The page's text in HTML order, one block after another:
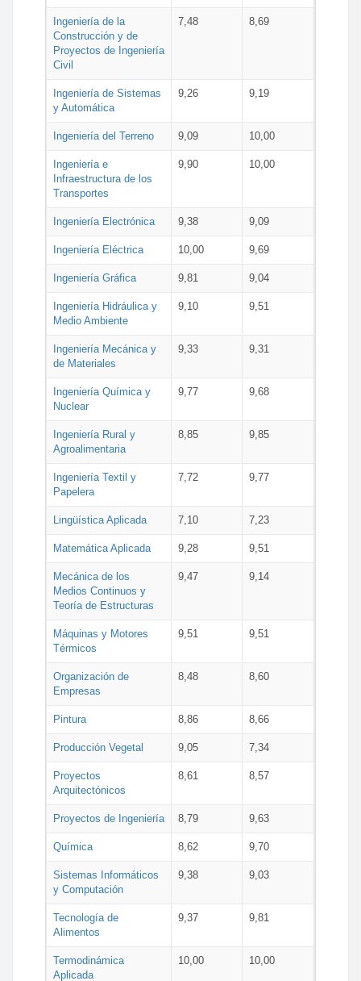
Ingeniería de la
Construcción y de
Proyectos de Ingeniería
Civil
7,48 8,69
Ingeniería de Sistemas
y Automática
9,26 9,19
Ingeniería del Terreno 9,09 10,00
Ingeniería e
Infraestructura de los
Transportes
9,90 10,00
Ingeniería Electrónica 9,38 9,09
Ingeniería Eléctrica 10,00 9,69
Ingeniería Gráfica 9,81 9,04
Ingeniería Hidráulica y
Medio Ambiente
9,10 9,51
Ingeniería Mecánica y
de Materiales
9,33 9,31
Ingeniería Química y
Nuclear
9,77 9,68
Ingeniería Rural y
Agroalimentaria
8,85 9,85
Ingeniería Textil y
Papelera
7,72 9,77
Lingüística Aplicada 7,10 7,23
Matemática Aplicada 9,28 9,51
Mecánica de los
Medios Continuos y
Teoría de Estructuras
9,47 9,14
Máquinas y Motores
Térmicos
9,51 9,51
Organización de
Empresas
8,48 8,60
Pintura 8,86 8,66
Producción Vegetal 9,05 7,34
Proyectos
Arquitectónicos
8,61 8,57
Proyectos de Ingeniería 8,79 9,63
Química 8,62 9,70
Sistemas Informáticos
y Computación
9,38 9,03
Tecnología de
Alimentos
9,37 9,81
Termodinámica
Aplicada
10,00 10,00